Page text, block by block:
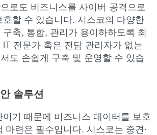
로도 비즈니스를 사이버 공격으로
호할 수 있습니다. 시스코의 다양한
축, 통합, 관리가 용이하하도록 최
IT 전문가 혹은 전담 관리자가 없는
도 손쉽게 구축 및 운영할 수 있습
솔루션
이기 때문에 비즈니스 데이터를 보호
마련은 필수입니다. 시스코는 중견·